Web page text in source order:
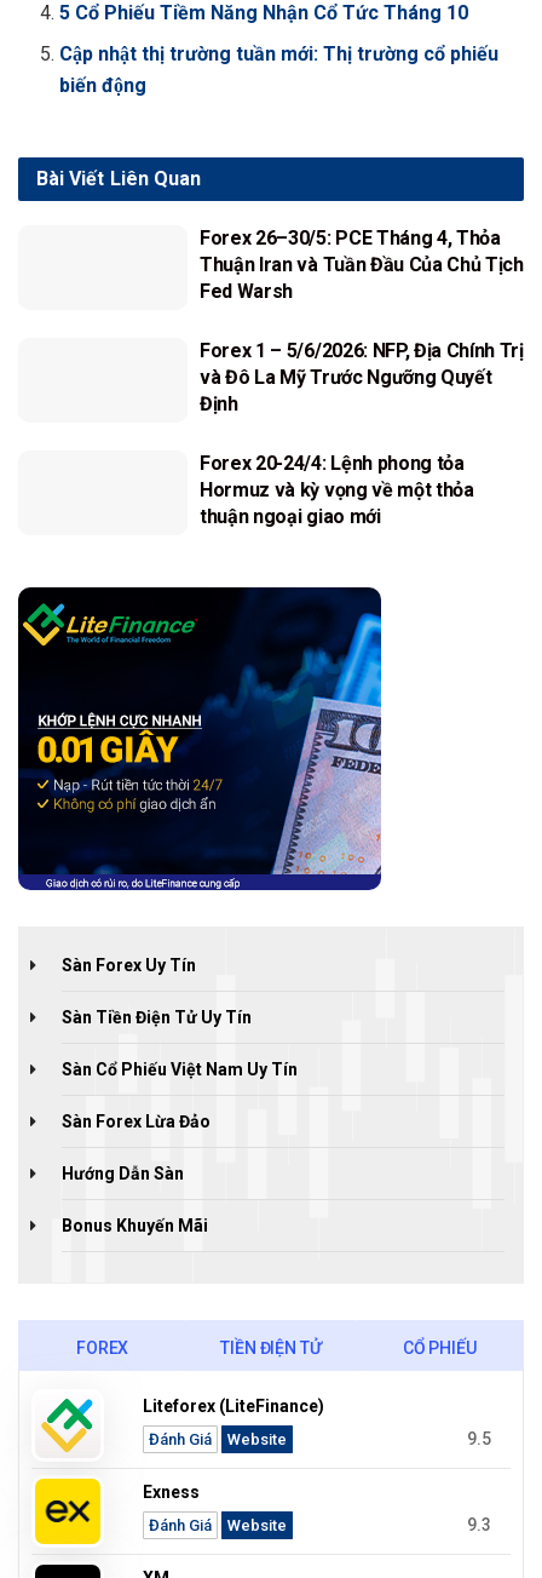
5 Cổ Phiếu Tiềm Năng Nhận Cổ Tức Tháng 10
Cập nhật thị trường tuần mới: Thị trường cổ phiếu
biến động
Liên Quan
Bài Viết
Forex 26–30/5: PCE Tháng 4, Thỏa
Thuận Iran và Tuần Đầu Của Chủ Tịch
Fed Warsh
Forex 1 – 5/6/2026: NFP, Địa Chính Trị
và Đô La Mỹ Trước Ngưỡng Quyết
Định
Forex 20-24/4: Lệnh phong tỏa
Hormuz và kỳ vọng về một thỏa
thuận ngoại giao mới
Sàn Forex Uy Tín
Sàn Tiền Điện Tử Uy Tín
Sàn Cổ Phiếu Việt Nam Uy Tín
Sàn Forex Lừa Đảo
Hướng Dẫn Sàn
Bonus Khuyến Mãi
FOREX TIỀN ĐIỆN TỬ CỔ PHIẾU
Liteforex (LiteFinance)
Đánh Giá Website 9.5
Exness
Đánh Giá Website 9.3